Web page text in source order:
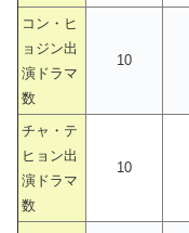
コン・ヒ
ョジン出
演ドラマ
数
10
チャ・テ
ヒョン出
演ドラマ
数
10